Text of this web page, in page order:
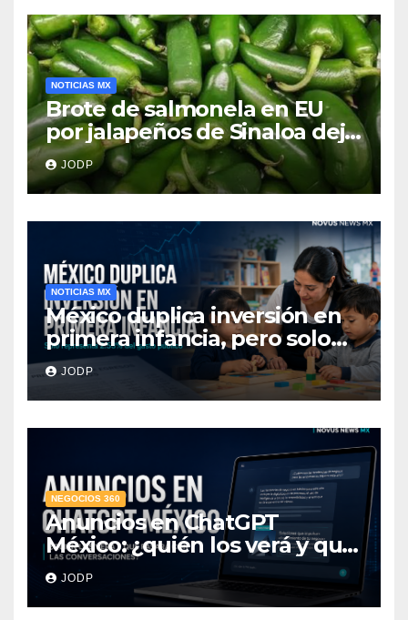
NOTICIAS MX
Brote de salmonela en EU
por jalapeños de Sinaloa deja
345 enfermos y 36
hospitalizados
JODP
NOTICIAS MX
México duplica inversión en
primera infancia, pero solo
destina 2.53% del gasto
público
JODP
NEGOCIOS 360
Anuncios en ChatGPT
México: ¿quién los verá y qué
pasará con las
conversaciones?
JODP